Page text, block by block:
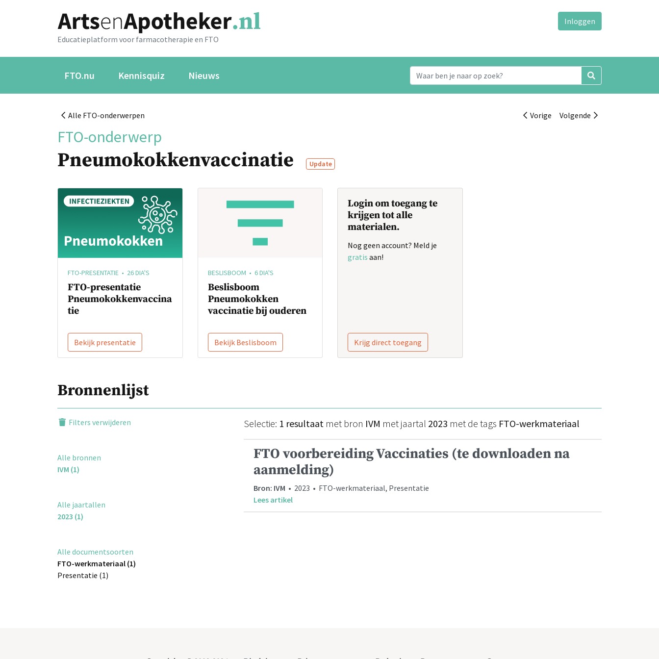
Educatieplatform voor farmacotherapie en FTO
Inloggen
FTO.nu Kennisquiz Nieuws
Alle FTO-onderwerpen Vorige Volgende
FTO-onderwerp
Pneumokokkenvaccinatie Update
FTO-PRESENTATIE • 26 DIA'S
FTO-presentatie
Pneumokokkenvaccina
tie
Bekijk presentatie
BESLISBOOM • 6 DIA'S
Beslisboom
Pneumokokken
vaccinatie bij ouderen
Bekijk Beslisboom
Login om toegang te
krijgen tot alle
materialen.
Nog geen account? Meld je
gratis aan!
Krijg direct toegang
Bronnenlijst
Filters verwijderen
Alle bronnen
IVM (1)
Alle jaartallen
2023 (1)
Alle documentsoorten
FTO-werkmateriaal (1)
Presentatie (1)
Selectie: 1 resultaat met bron IVM met jaartal 2023 met de tags FTO-werkmateriaal
FTO voorbereiding Vaccinaties (te downloaden na
aanmelding)
Bron: IVM • 2023 • FTO-werkmateriaal, Presentatie
Lees artikel